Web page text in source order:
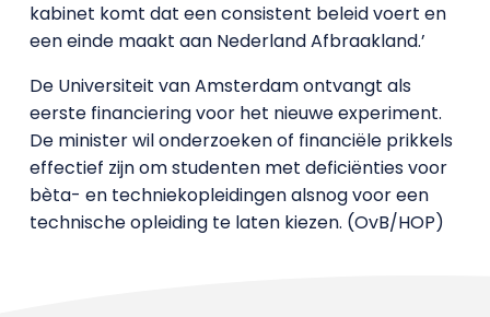
kabinet komt dat een consistent beleid voert en
een einde maakt aan Nederland Afbraakland.’
De Universiteit van Amsterdam ontvangt als
eerste financiering voor het nieuwe experiment.
De minister wil onderzoeken of financiële prikkels
effectief zijn om studenten met deficiënties voor
bèta- en techniekopleidingen alsnog voor een
technische opleiding te laten kiezen. (OvB/HOP)